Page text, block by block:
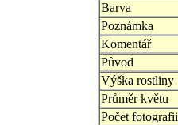
Barva
Poznámka
Komentář
Původ
Výška rostliny
Průměr květu
Počet fotografii